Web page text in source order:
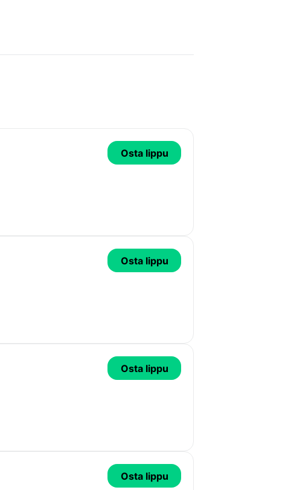
Osta lippu
Osta lippu
Osta lippu
Osta lippu